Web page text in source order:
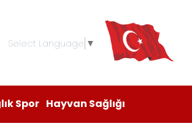
Select Language ▼
Spor Hayvan Sağlığı